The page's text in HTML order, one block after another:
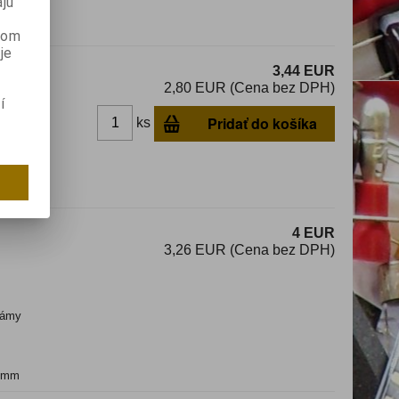
3,44 EUR
2,80 EUR (Cena bez DPH)
ks Pridať do košíka
4 EUR
3,26 EUR (Cena bez DPH)